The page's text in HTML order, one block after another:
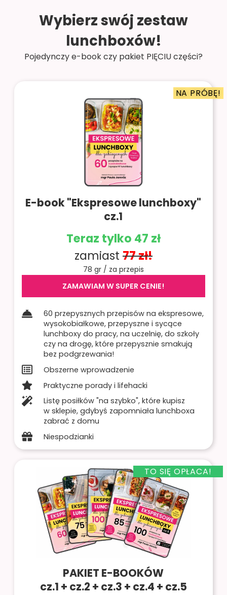
Wybierz swój zestaw
lunchboxów!
Pojedynczy e-book czy pakiet PIĘCIU części?
NA PRÓBĘ!
E-book "Ekspresowe lunchboxy"
cz.1
Teraz tylko 47 zł
zamiast 77 zł!
78 gr / za przepis
ZAMAWIAM W SUPER CENIE!
60 przepysznych przepisów na ekspresowe,
wysokobiałkowe, przepyszne i sycące
lunchboxy do pracy, na uczelnię, do szkoły
czy na drogę, które przepysznie smakują
bez podgrzewania!
Obszerne wprowadzenie
Praktyczne porady​ i lifehacki​
Listę posiłków "na szybko", które kupisz
w sklepie, gdybyś zapomniała lunchboxa
zabrać z domu
Niespodzianki
TO SIĘ OPŁACA!
PAKIET E-BOOKÓW
cz.1 + cz.2 + cz.3 + cz.4 + cz.5